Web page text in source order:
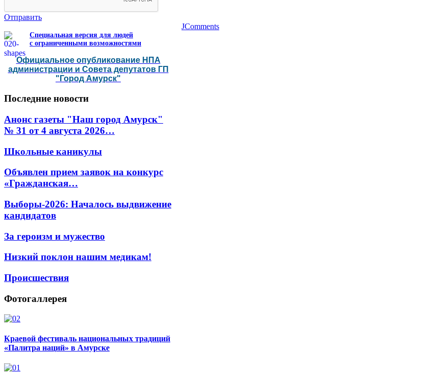
Отправить
JComments
Специальная версия для людей
с ограниченными возможностями
Официальное опубликование НПА
администрации и Совета депутатов ГП
"Город Амурск"
Последние новости
Анонс газеты "Наш город Амурск"
№ 31 от 4 августа 2026…
Школьные каникулы
Объявлен прием заявок на конкурс
«Гражданская…
Выборы-2026: Началось выдвижение
кандидатов
За героизм и мужество
Низкий поклон нашим медикам!
Происшествия
Фотогаллерея
Краевой фестиваль национальных традиций
«Палитра наций» в Амурске